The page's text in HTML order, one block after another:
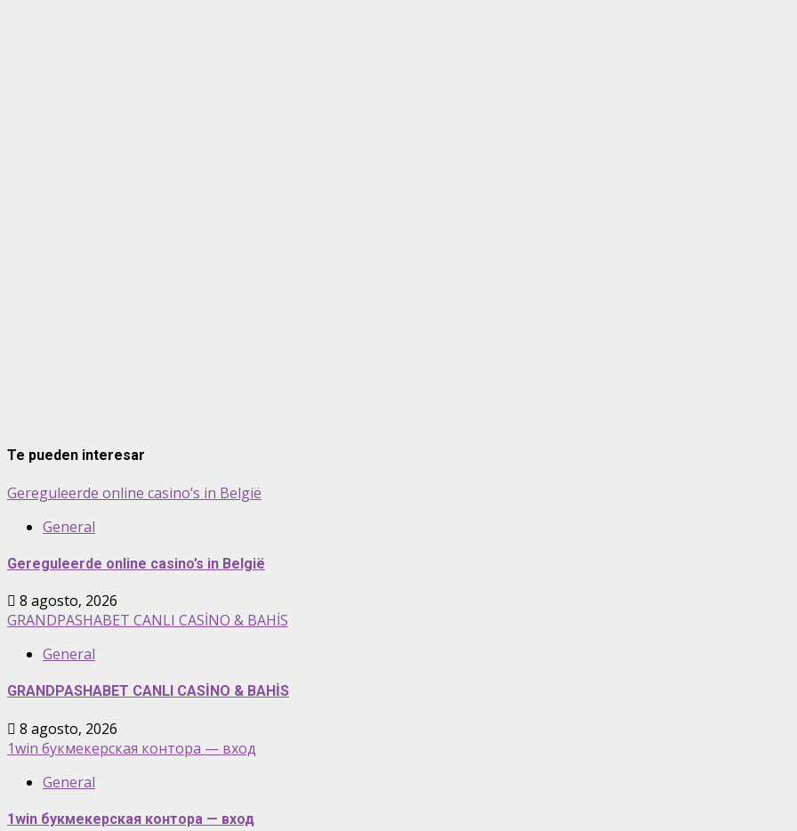
Te pueden interesar
Gereguleerde online casino’s in België
General
Gereguleerde online casino’s in België
8 agosto, 2026
GRANDPASHABET CANLI CASİNO & BAHİS
General
GRANDPASHABET CANLI CASİNO & BAHİS
8 agosto, 2026
1win букмекерская контора — вход
General
1win букмекерская контора — вход